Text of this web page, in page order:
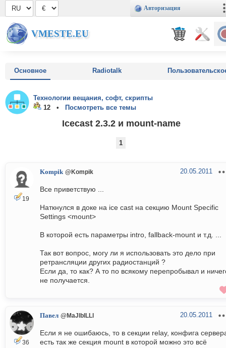
Авторизация
VMESTE.EU
Основное Radiotalk
Технологии вещания, софт, скрипты
12 •
Посмотреть все темы
Icecast 2.3.2 и mount-name
1
19
Kompik @Kompik 20.05.2011
Все приветствую ...
Наткнулся в доке на ice cast на секцию Mount Specific
Settings <mount>
В которой есть параметры intro, fallback-mount и т.д. ...
Так вот вопрос, могу ли я использовать это дело при
ретрансляции других радиостанций ?
Если да, то как? А то по всякому перепробывал и
не получается.
36
Павел @MaJlblLLl 20.05.2011
Если я не ошибаюсь, то в секции relay, конфига
есть так же секция mount в которой можно это всё